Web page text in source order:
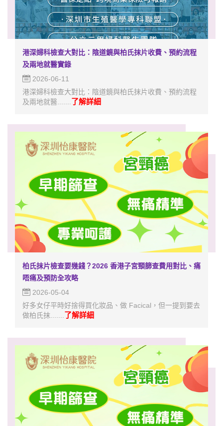
港深婦科檢查大對比：陰道鏡與柏氏抹片收費、預約流程
及兩地就醫實錄
2026-06-11
港深婦科檢查大對比：陰道鏡與柏氏抹片收費、預約流程
及兩地就醫....... 了解詳細
柏氏抹片檢查要幾錢？2026 香港子宮頸篩查費用對比、痛
唔痛及預防全攻略
2026-05-04
好多女仔平時好捨得買化妝品、做 Facical，但一提到要去
做柏氏抹....... 了解詳細